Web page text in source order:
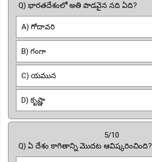
Q) భారతదేశంలో అతి పొడవైన నది ఏది?
A) గోదావరి
B) గంగా
C) యమున
D) కృష్ణా
5/10
Q) ఏ దేశం కాగితాన్ని మొదట ఆవిష్కరించింది?